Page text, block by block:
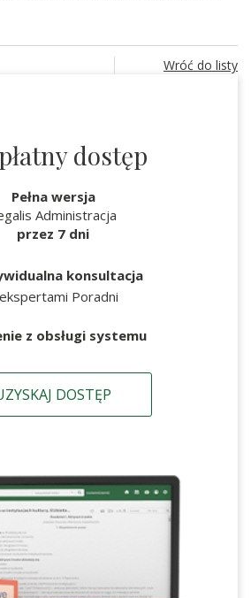
Wróć do listy
dostęp
Pełna wersja
Administracja
przez 7 dni
konsultacja
Poradni
z obsługi systemu
DOSTĘP